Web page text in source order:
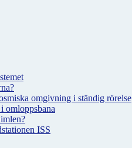
omgivning i ständig rörelse
omloppsbana
ISS